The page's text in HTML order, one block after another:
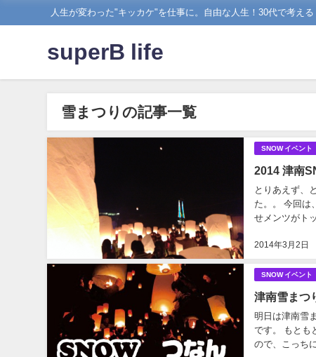
人生が変わった"キッカケ"を仕事に。自由な人生！30代で考え
superB life
雪まつりの記事一覧
SNOW イベント
2014 津南
2014年3月2日
とりあえず、
た。。 今回は
せメンツがト
SNOW イベント
津南雪まつ
明日は津南雪
です。 もとも
ので、こっち